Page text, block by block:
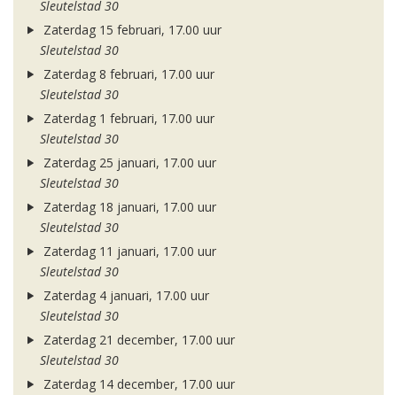
Sleutelstad 30
Zaterdag 15 februari, 17.00 uur
Sleutelstad 30
Zaterdag 8 februari, 17.00 uur
Sleutelstad 30
Zaterdag 1 februari, 17.00 uur
Sleutelstad 30
Zaterdag 25 januari, 17.00 uur
Sleutelstad 30
Zaterdag 18 januari, 17.00 uur
Sleutelstad 30
Zaterdag 11 januari, 17.00 uur
Sleutelstad 30
Zaterdag 4 januari, 17.00 uur
Sleutelstad 30
Zaterdag 21 december, 17.00 uur
Sleutelstad 30
Zaterdag 14 december, 17.00 uur